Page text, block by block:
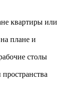
квартиры или
плане и
столы